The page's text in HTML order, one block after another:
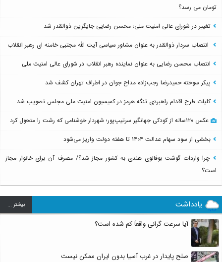
تومان می رسد؟
تغییر در شورای عالی امنیت ملی؛ محسن رضایی جایگزین ذوالقدر شد
انتصاب سردار ذوالقدر به عنوان مشاور سیاسی آیت الله مجتبی خامنه ای رهبر انقلاب
انتصاب محسن رضایی به عنوان نماینده رهبر انقلاب در شورای عالی امنیت ملی
پیکر سوخته حمیدرضا رجب‌زاده مداح جوان در اطراف تهران کشف شد
کلیات طرح اقدام راهبردی تنگه هرمز در کمیسیون امنیت ملی مجلس تصویب شد
عکس ۱۲۰ساله از کودکی جهانگیر سرتیپ‌پور؛ شهردار خوشنامی که رشت را متحول کرد
بخشی از سود سهام عدالت ۱۴۰۴ تا هفته دولت واریز می‌شود
چرا واردات گوشت بوفالوی هندی به کشور مجاز شد؟/ مصرف آن برای خانوار مجاز
است؟
یادداشت بيشتر ...
آیا سرعت گرانی واقعاً کم شده است؟
صلح پایدار در غرب آسیا بدون ایران ممکن نیست